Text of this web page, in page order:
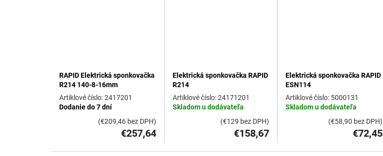
RAPID Elektrická sponkovačka
R214 140-8-16mm
Dodanie do 7 dní
2417201
€257,64
(€209,46 bez DPH)
Elektrická sponkovačka RAPID
R214
Skladom u dodávateľa
24171201
€158,67
(€129 bez DPH)
Elektrická sponkovačka RAPID
ESN114
Skladom u dodávateľa
5000131
€72,45
(€58,90 bez DPH)